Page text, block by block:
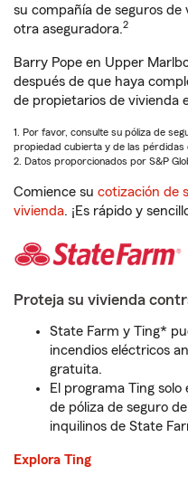
su compañía de seguros
otra aseguradora.2
Barry Pope en Upper
después de que haya
de propietarios de vivienda
1. Por favor, consulte su póliza de
propiedad cubierta y de las pérdidas
2. Datos proporcionados por S&P
Comience su cotización de
vivienda. ¡Es rápido y
Proteja su vivienda
State Farm y Ting*
incendios eléctricos
gratuita.
El programa Ting
de póliza de seguro
inquilinos de State
Explora Ting